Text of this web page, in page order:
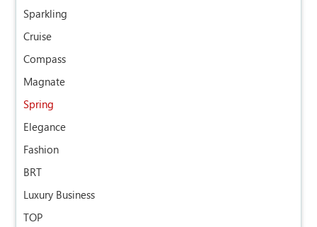
Sparkling
Cruise
Compass
Magnate
Spring
Elegance
Fashion
BRT
Luxury Business
TOP